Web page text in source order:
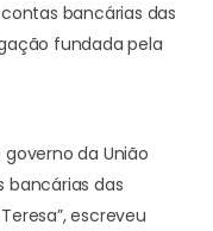
bancárias das
fundada pela
da União
bancárias das
escreveu